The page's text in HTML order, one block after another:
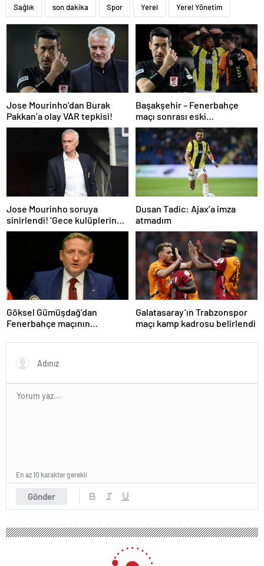
Sağlık son dakika Spor Yerel Yerel Yönetim
Jose Mourinho’dan Burak
Pakkan’a olay VAR tepkisi!
Başakşehir – Fenerbahçe
maçı sonrası eski
hakemlerden penaltı ve gol
iptali çıkışı! ‘2 kırmızı kartı
atladı’
Jose Mourinho soruya
sinirlendi! ‘Gece kulüplerine
gidip keyif alıyorum’
Dusan Tadic: Ajax’a imza
atmadım
Göksel Gümüşdağ’dan
Fenerbahçe maçının
Galatasaray’ın Trabzonspor
maçı kamp kadrosu belirlendi
Gönder
En az 10 karakter gerekli